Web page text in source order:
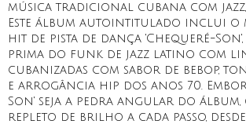
música tradicional cubana com
Este álbum autointitulado inclui o
hit de pista de dança 'Chequeré-
prima do funk de jazz latino com
cubanizadas com sabor de bebop,
e arrogância hip dos anos 70.
Son' seja a pedra angular do álbum,
repleto de brilho a cada passo,